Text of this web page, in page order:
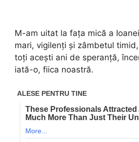
M-am uitat la fața mică a
mari, vigilenți și zâmbetul
toți acești ani de speranță,
iată-o, fiica noastră.